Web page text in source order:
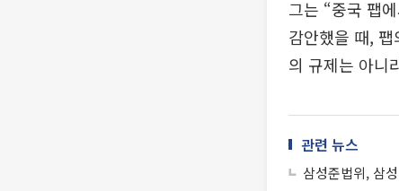
그는 “중국 팹
감안했을 때,
의 규제는 아니
관련 뉴스
삼성준법위, 삼